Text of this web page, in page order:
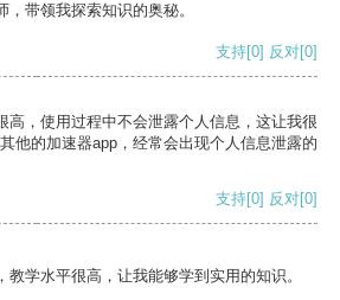
带领我探索知识的奥秘。
支持[0] 反对[0]
高，使用过程中不会泄露个人信息，这让我很
他的加速器app，经常会出现个人信息泄露的
支持[0] 反对[0]
学水平很高，让我能够学到实用的知识。